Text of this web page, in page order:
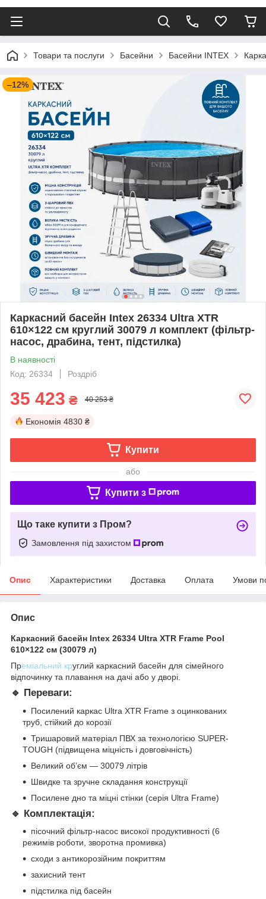
Товари та послуги Басейни Басейни INTEX
–12%
Каркасний басейн Intex 26334 Ultra XTR
610×122 см круглий 30079 л комплект (фільтр-
насос, драбина, тент, підстилка)
В наявності
Код: 26334
Роздріб
35 423 ₴ 40 253 ₴
Економія 4830 ₴
Купити
або
Купити з
Що таке купити з Пром?
Замовлення під захистом
Опис Характеристики Доставка Оплата Умови
Опис
Каркасний басейн Intex 26334 Ultra XTR Frame Pool
610×122 см (30079 л)
Преміальний круглий каркасний басейн для сімейного
відпочинку та плавання на дачі або у дворі.
🔹 Переваги:
Посилений каркас Ultra XTR Frame з оцинкованих
труб, стійкий до корозії
Тришаровий матеріал ПВХ за технологією SUPER-
TOUGH (підвищена міцність і довговічність)
Великий об’єм — 30079 літрів
Швидке та зручне складання конструкції
Посилене дно та міцні стінки (серія Ultra Frame)
🔹 Комплектація:
пісочний фільтр-насос високої продуктивності (6
режимів роботи, зворотна промивка)
сходи з антикорозійним покриттям
захисний тент
підстилка під басейн